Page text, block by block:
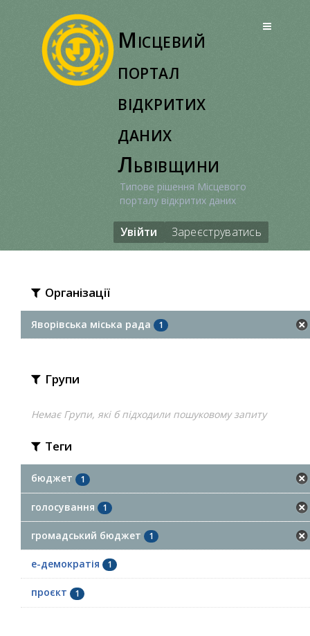
Місцевий
портал
відкритих
даних
Львівщини
Типове рішення Місцевого
порталу відкритих даних
Увійти Зареєструватись
Організації
Яворівська міська рада 1
Групи
Немає Групи, які б підходили пошуковому запиту
Теги
бюджет 1
голосування 1
громадський бюджет 1
е-демократія 1
проєкт 1